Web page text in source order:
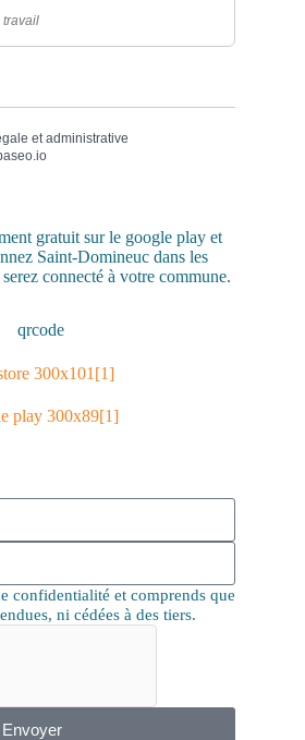
travail
et administrative
gratuit sur le google play et
Saint-Domineuc dans les
connecté à votre commune.
confidentialité et comprends que
ni cédées à des tiers.
Envoyer